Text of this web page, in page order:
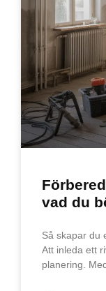
vad du
Så skapar du
Att inleda ett
planering.